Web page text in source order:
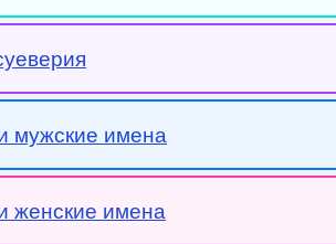
мужские имена
женские имена